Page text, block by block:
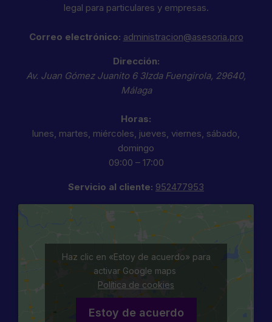
legal para particulares y empresas.
Correo electrónico: administracion@asesoria.pro
Dirección:
Av. Juan Gómez Juanito 6 3Izda Fuengirola, 29640,
Málaga
Horas:
lunes, martes, miércoles, jueves, viernes, sábado,
domingo
09:00 – 17:00
Servicio al cliente: 952477953
Haz clic en «Estoy de acuerdo» para
activar Google maps
Política de cookies
Estoy de acuerdo